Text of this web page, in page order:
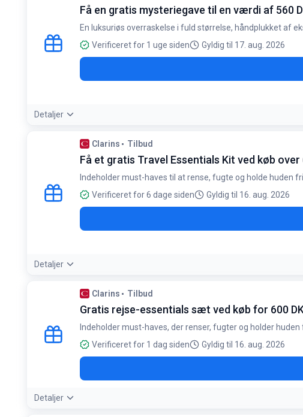
Få en gratis mysteriegave til en værdi af 560
En luksuriøs overraskelse i fuld størrelse, håndplukket af
Verificeret for 1 uge siden
Gyldig til 17. aug. 2026
Detaljer
Betingelser:
Kun én gave pr. ordre. Kan ikke byttes eller refunderes. Så længe
Clarins Tilbud
Få et gratis Travel Essentials Kit ved køb over
Indeholder must-haves til at rense, fugte og holde huden
Verificeret for 6 dage siden
Gyldig til 16. aug. 2026
Detaljer
Betingelser:
Gælder ved køb for mindst 600 kr
Clarins Tilbud
Gratis rejse-essentials sæt ved køb for 600
Indeholder must-haves, der renser, fugter og holder
Verificeret for 1 dag siden
Gyldig til 16. aug. 2026
Detaljer